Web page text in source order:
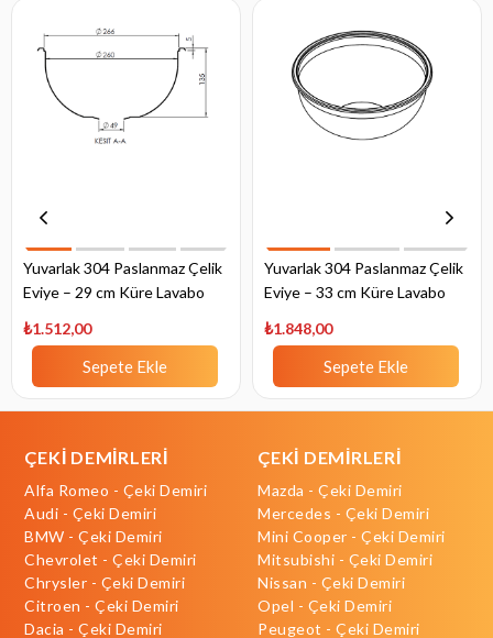
Yuvarlak 304 Paslanmaz Çelik
Eviye – 29 cm Küre Lavabo
₺1.512,00
Sepete Ekle
Yuvarlak 304 Paslanmaz Çelik
Eviye – 33 cm Küre Lavabo
₺1.848,00
Sepete Ekle
ÇEKİ DEMİRLERİ
Alfa Romeo - Çeki Demiri
Audi - Çeki Demiri
BMW - Çeki Demiri
Chevrolet - Çeki Demiri
Chrysler - Çeki Demiri
Citroen - Çeki Demiri
Dacia - Çeki Demiri
ÇEKİ DEMİRLERİ
Mazda - Çeki Demiri
Mercedes - Çeki Demiri
Mini Cooper - Çeki Demiri
Mitsubishi - Çeki Demiri
Nissan - Çeki Demiri
Opel - Çeki Demiri
Peugeot - Çeki Demiri